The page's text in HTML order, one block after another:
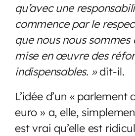
qu’avec une
commence par le
que nous nous sommes
mise en œuvre des
indispensables. »dit-il.
L’idée d’un « parlement
euro » a, elle,
est vrai qu’elle est